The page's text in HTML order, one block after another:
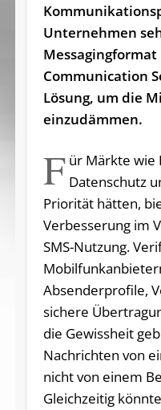
Unternehmen
Messagingformat
Communication
Lösung, um die
einzudämmen.
F ür Märkte wie
Datenschutz
Priorität hätten,
Verbesserung im
SMS-Nutzung.
Absenderprofile,
sichere
die Gewissheit
Nachrichten von
nicht von einem
Gleichzeitig